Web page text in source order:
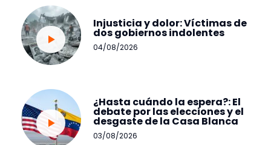
Injusticia y dolor: Víctimas de
dos gobiernos indolentes
04/08/2026
¿Hasta cuándo la espera?: El
debate por las elecciones y el
desgaste de la Casa Blanca
03/08/2026